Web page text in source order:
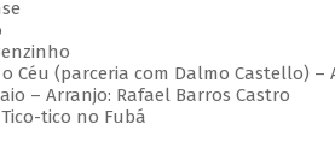
Céu (parceria com Dalmo Castello) –
– Arranjo: Rafael Barros Castro
tico no Fubá